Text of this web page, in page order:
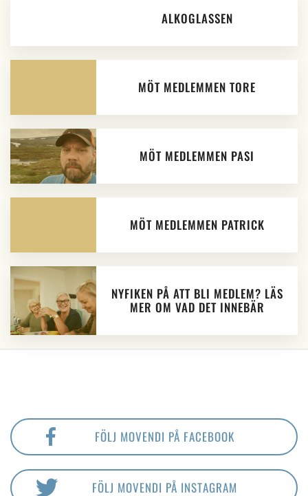
ALKOGLASSEN
MÖT MEDLEMMEN TORE
MÖT MEDLEMMEN PASI
MÖT MEDLEMMEN PATRICK
NYFIKEN PÅ ATT BLI MEDLEM? LÄS
MER OM VAD DET INNEBÄR
FÖLJ MOVENDI PÅ FACEBOOK
FÖLJ MOVENDI PÅ INSTAGRAM